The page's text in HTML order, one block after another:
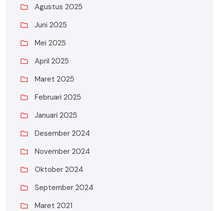
Agustus 2025
Juni 2025
Mei 2025
April 2025
Maret 2025
Februari 2025
Januari 2025
Desember 2024
November 2024
Oktober 2024
September 2024
Maret 2021